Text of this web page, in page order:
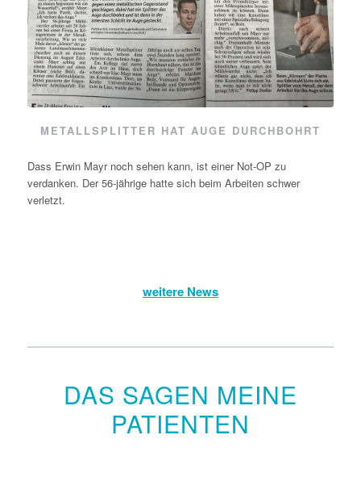
METALLSPLITTER HAT AUGE DURCHBOHRT
Dass Erwin Mayr noch sehen kann, ist einer Not-OP zu
verdanken. Der 56-jährige hatte sich beim Arbeiten schwer
verletzt.
weitere News
DAS SAGEN MEINE
PATIENTEN